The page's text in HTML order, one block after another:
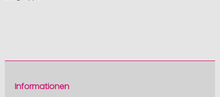
Informationen